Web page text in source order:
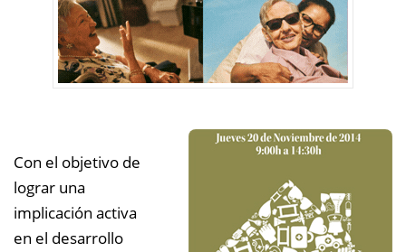
Con el objetivo de
lograr una
implicación activa
en el desarrollo